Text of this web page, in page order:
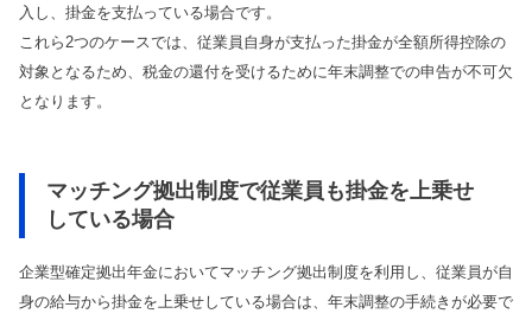
入し、掛金を支払っている場合です。
これら2つのケースでは、従業員自身が支払った掛金が全額所得控除の
対象となるため、税金の還付を受けるために年末調整での申告が不可欠
となります。
マッチング拠出制度で従業員も掛金を上乗せ
している場合
企業型確定拠出年金においてマッチング拠出制度を利用し、従業員が自
身の給与から掛金を上乗せしている場合は、年末調整の手続きが必要で